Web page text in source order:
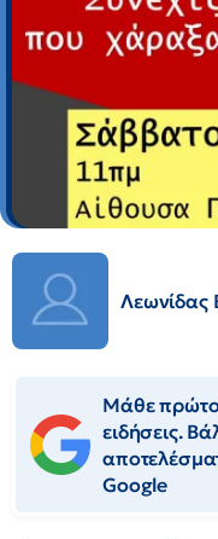
Λεωνίδας
Μάθε
ειδήσεις.
Google